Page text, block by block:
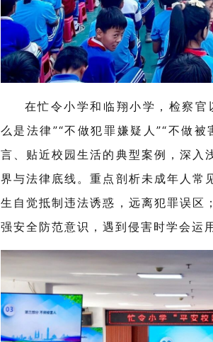
在忙令小学和临翔小学，检察官
么是法律”“不做犯罪嫌疑人”“不做
言、贴近校园生活的典型案例，深入
界与法律底线。重点剖析未成年人常
生自觉抵制违法诱惑，远离犯罪误区
强安全防范意识，遇到侵害时学会运